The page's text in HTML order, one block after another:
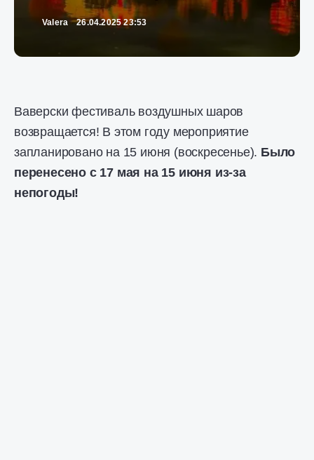
Valera 26.04.2025 23:53
Ваверски фестиваль воздушных шаров
возвращается! В этом году мероприятие
запланировано на 15 июня (воскресенье). Было
перенесено с 17 мая на 15 июня из-за
непогоды!